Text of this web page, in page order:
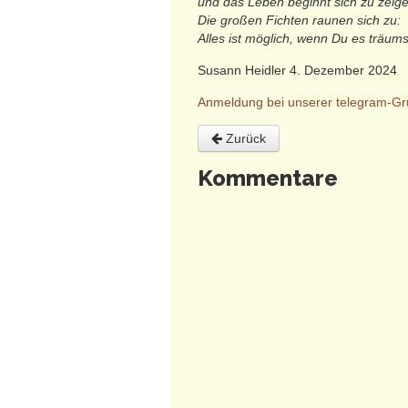
Die großen Fichten raunen sich zu:
Alles ist möglich, wenn Du es
Susann Heidler 4. Dezember 2024
Anmeldung bei unserer telegram-
Zurück
Kommentare